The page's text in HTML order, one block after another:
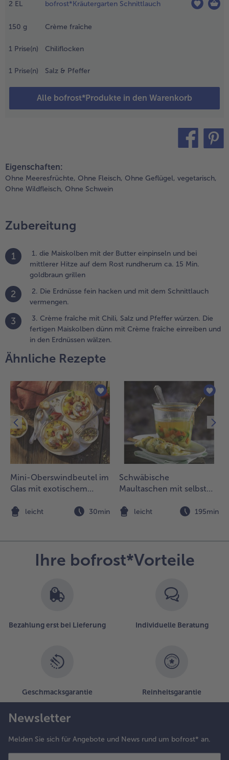
2 EL bofrost*Kräutergarten Schnittlauch
150 g Crème fraîche
1 Prise(n) Chiliflocken
1 Prise(n) Salz & Pfeffer
Alle bofrost*Produkte in den Warenkorb
Rost
15 Min.
mit
​Crème
mit
mit
in den
Eigenschaften:
Ohne Meeresfrüchte, Ohne Fleisch, Ohne Geflügel, vegetarisch,
Ohne Wildfleisch, Ohne Schwein
Zubereitung
1
1. die Maiskolben mit der Butter einpinseln und bei
mittlerer Hitze auf dem Rost rundherum ca. 15 Min.
goldbraun grillen
2
2. Die Erdnüsse fein hacken und mit dem Schnittlauch
vermengen.
3
3. ​Crème fraîche mit Chili, Salz und Pfeffer würzen. Die
fertigen Maiskolben dünn mit ​Crème fraîche einreiben und
in den Erdnüssen wälzen.
Ähnliche Rezepte
Mini-Oberswindbeutel im
Glas mit exotischem
leicht 30min
Schwäbische
Maultaschen mit selbst
leicht 195min
Ihre bofrost*Vorteile
Bezahlung erst bei Lieferung Individuelle Beratung
Geschmacksgarantie Reinheitsgarantie
Newsletter
Melden Sie sich für Angebote und News rund um bofrost* an.